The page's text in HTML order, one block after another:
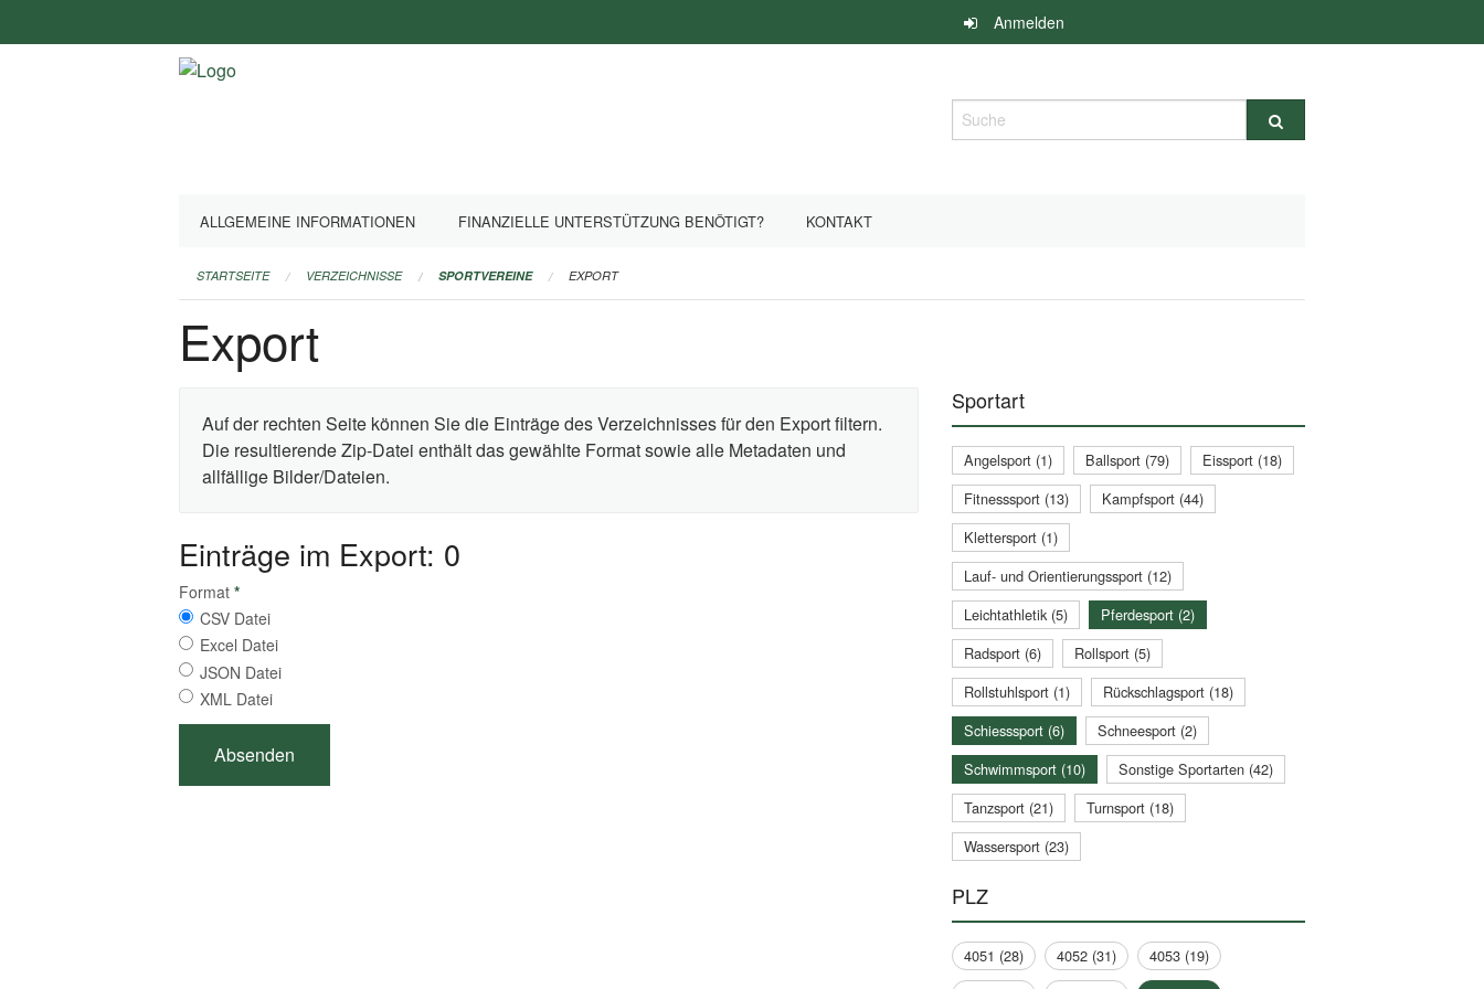
überspringen
Anmelden
Suche
ALLGEMEINE INFORMATIONEN FINANZIELLE UNTERSTÜTZUNG BENÖTIGT? KONTAKT
STARTSEITE VERZEICHNISSE SPORTVEREINE EXPORT
Export
Auf der rechten Seite können Sie die Einträge des Verzeichnisses für den Export filtern.
Die resultierende Zip-Datei enthält das gewählte Format sowie alle Metadaten und
allfällige Bilder/Dateien.
Einträge im Export: 0
Format *
CSV Datei
Excel Datei
JSON Datei
XML Datei
Sportart
Angelsport (1) Ballsport (79)
Eissport (18)
Fitnesssport (13)
Kampfsport (44)
Klettersport (1)
Lauf- und Orientierungssport (12)
Leichtathletik (5)
Pferdesport (2)
Radsport (6)
Rollsport (5)
Rollstuhlsport (1)
Rückschlagsport (18)
Schiesssport (6)
Schneesport (2)
Schwimmsport (10)
Sonstige Sportarten (42)
Tanzsport (21)
Turnsport (18)
Wassersport (23)
PLZ
4051 (28) 4052 (31)
4053 (19)